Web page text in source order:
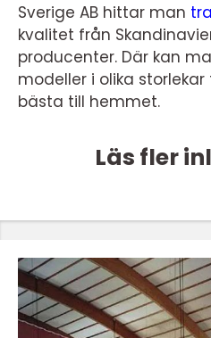
Sverige AB hittar man
kvalitet från
producenter. Där kan
modeller i olika
bästa till hemmet.
Läs fler